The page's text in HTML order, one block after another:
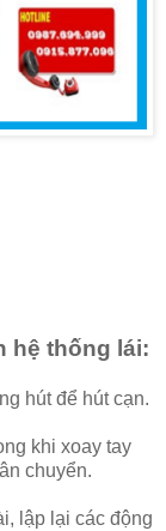
hệ thống lái:
hút để hút cạn.
khi xoay tay
chuyển.
lập lại các động